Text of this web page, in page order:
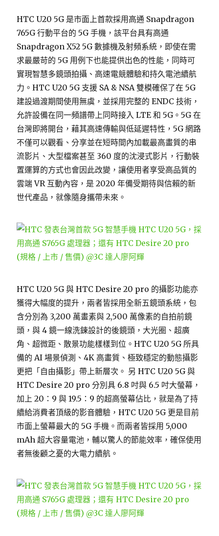
HTC U20 5G 是市面上首款採用高通 Snapdragon
765G 行動平台的 5G 手機，該平台具有高通
Snapdragon X52 5G 數據機及射頻系統，即使在需
求最嚴苛的 5G 用例下也能提供出色的性能，同時可
實現智慧多鏡頭拍攝、高速電競體驗和持久電池續航
力。HTC U20 5G 支援 SA & NSA 雙模確保了在 5G
建設過渡期間使用無虞，並採用完整的 ENDC 技術，
允許設備在同一頻譜帶上同時接入 LTE 和 5G。5G 在
台灣即將開台，藉其高速傳輸與低延遲特性，5G 網路
不僅可以觀看、分享並在短時間內加載最高畫質的串
流影片、大型檔案甚至 360 度的沈浸式影片，行動裝
置運算的方式也會因此改變，讓使用者享受高品質的
雲端 VR 互動內容，是 2020 年備受期待與信賴的新
世代產品，就像隨身攜帶未來。
HTC U20 5G 與 HTC Desire 20 pro 的攝影功能亦
獲得大幅度的提升，兩者皆採用全新五鏡頭系統，包
含分別為 3,200 萬畫素與 2,500 萬像素的自拍前鏡
頭，與 4 鏡一線洗鍊設計的後鏡頭，大光圈、超廣
角、超微距、散景功能樣樣到位。HTC U20 5G 所具
備的 AI 場景偵測、4K 高畫質、極致穩定的動態攝影
更把「自由攝影」帶上新層次。 另 HTC U20 5G 與
HTC Desire 20 pro 分別具 6.8 吋與 6.5 吋大螢幕，
加上 20：9 與 19.5：9 的超高螢幕佔比，就是為了持
續給消費者頂級的影音體驗，HTC U20 5G 更是目前
市面上螢幕最大的 5G 手機。而兩者皆採用 5,000
mAh 超大容量電池，輔以驚人的節能效率，確保使用
者無後顧之憂的大電力續航。